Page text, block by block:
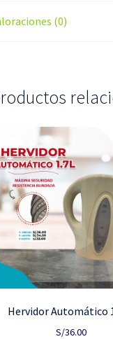
(0)
Hervidor Automático
S/36.00